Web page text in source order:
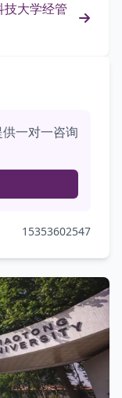
技大学经管
一对一咨询
15353602547